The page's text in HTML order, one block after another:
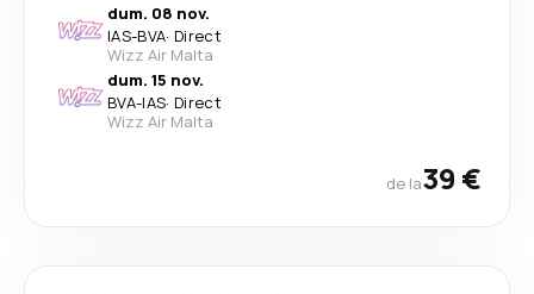
dum. 08 nov.
IAS-BVA· Direct
Wizz Air Malta
dum. 15 nov.
BVA-IAS· Direct
Wizz Air Malta
de la39 €